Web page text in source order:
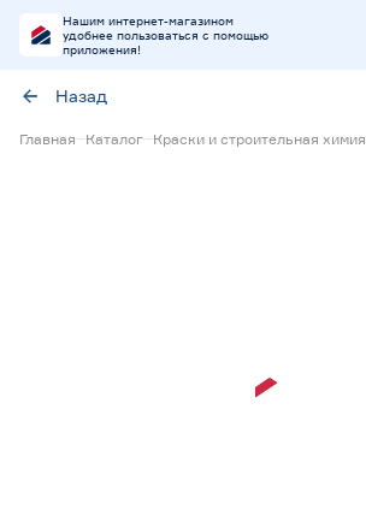
Нашим интернет-магазином
удобнее пользоваться с помощью
приложения!
Назад
Главная Каталог Краски и строительная химия